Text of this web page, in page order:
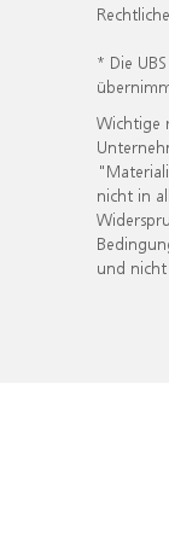
* Die
Wichtige
nicht in
und